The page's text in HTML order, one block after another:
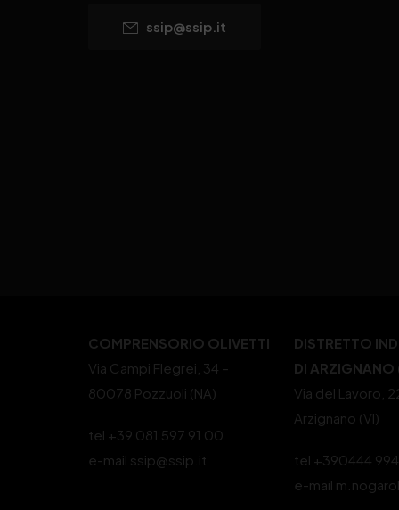
ssip@ssip.it
COMPRENSORIO OLIVETTI
Via Campi Flegrei, 34 –
80078 Pozzuoli (NA)
tel +39 081 597 91 00
e-mail ssip@ssip.it
DISTRETTO
DI ARZIGNANO
Via del Lavoro,
Arzignano (VI)
tel +390444
e-mail